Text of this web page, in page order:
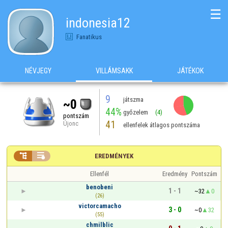
indonesia12
Fanatikus
☰
NÉVJEGY VILLÁMSAKK JÁTÉKOK
~0
pontszám
Újonc
9 játszma
44% győzelem (4)
41 ellenfelek átlagos pontszáma
EREDMÉNYEK
 
Ellenfél Eredmény Pontszám
benobeni
(26)
1 - 1 ~32
0
victorcamacho
(55)
3 - 0 ~0
32
chmilblic